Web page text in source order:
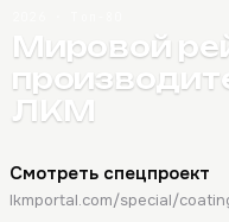
Мировой
ЛКМ
Смотреть спецпроект
lkmportal.com/special/